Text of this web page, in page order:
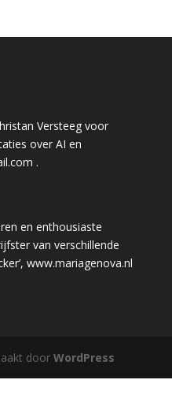
Versteeg voor
over AI en
.
en enthousiaste
van verschillende
www.mariagenova.nl
doorWordPress